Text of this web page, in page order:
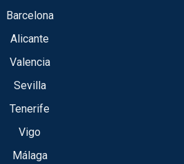
Barcelona
Alicante
Valencia
Sevilla
Tenerife
Vigo
Málaga